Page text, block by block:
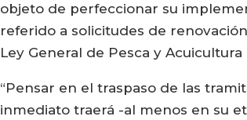
objeto de perfeccionar su
referido a solicitudes de
Ley General de Pesca y Acuicultura
“Pensar en el traspaso de las
inmediato traerá -al menos en su